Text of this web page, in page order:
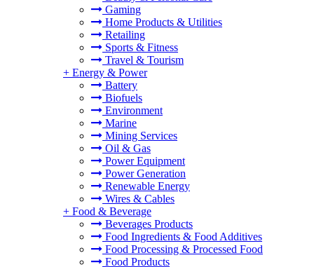
Gaming
Home Products & Utilities
Retailing
Sports & Fitness
Travel & Tourism
+ Energy & Power
Battery
Biofuels
Environment
Marine
Mining Services
Oil & Gas
Power Equipment
Power Generation
Renewable Energy
Wires & Cables
+ Food & Beverage
Beverages Products
Food Ingredients & Food Additives
Food Processing & Processed Food
Food Products